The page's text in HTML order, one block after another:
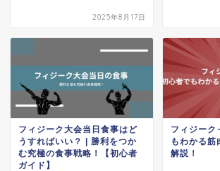
2025年8月17日
フィジーク大会当日食事はど
うすればいい？ | 勝利をつか
む究極の食事戦略！【初心者
ガイド】
フィジーク
もわかる筋
解説！